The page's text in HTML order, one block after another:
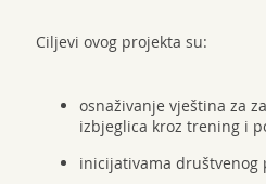
Ciljevi ovog projekta su:
osnaživanje vještina za
izbjeglica kroz trening i
inicijativama društvenog